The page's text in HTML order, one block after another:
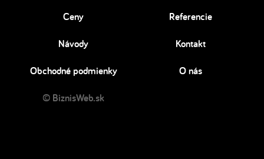
Ceny Referencie
Návody Kontakt
Obchodné podmienky O nás
© BiznisWeb.sk